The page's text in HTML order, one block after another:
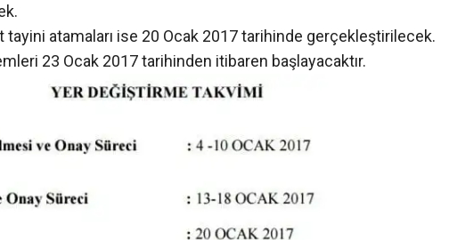
tayini atamaları ise 20 Ocak 2017 tarihinde gerçekleştirilecek.
23 Ocak 2017 tarihinden itibaren başlayacaktır.